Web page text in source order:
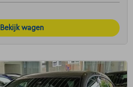
Bekijk wagen